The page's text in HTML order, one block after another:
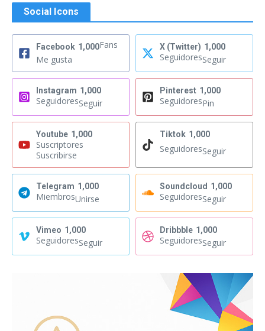
Social Icons
Facebook 1,000Fans
Me gusta
X (Twitter) 1,000
SeguidoresSeguir
Instagram 1,000
SeguidoresSeguir
Pinterest 1,000
SeguidoresPin
Youtube 1,000
Suscriptores
Suscribirse
Tiktok 1,000
SeguidoresSeguir
Telegram 1,000
MiembrosUnirse
Soundcloud 1,000
SeguidoresSeguir
Vimeo 1,000
SeguidoresSeguir
Dribbble 1,000
SeguidoresSeguir